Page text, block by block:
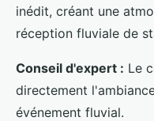
inédit, créant une
réception fluviale de
Conseil d'expert : Le
directement
événement fluvial.